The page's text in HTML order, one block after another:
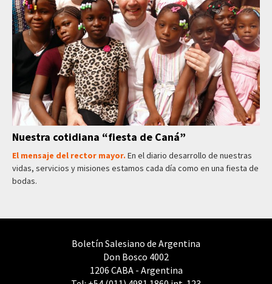
Nuestra cotidiana “fiesta de Caná”
El mensaje del rector mayor. En el diario desarrollo de nuestras
vidas, servicios y misiones estamos cada día como en una fiesta de
bodas.
Boletín Salesiano de Argentina
Don Bosco 4002
1206 CABA - Argentina